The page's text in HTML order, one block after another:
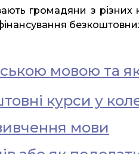
громадяни з різних
мовою та
курси у
мови